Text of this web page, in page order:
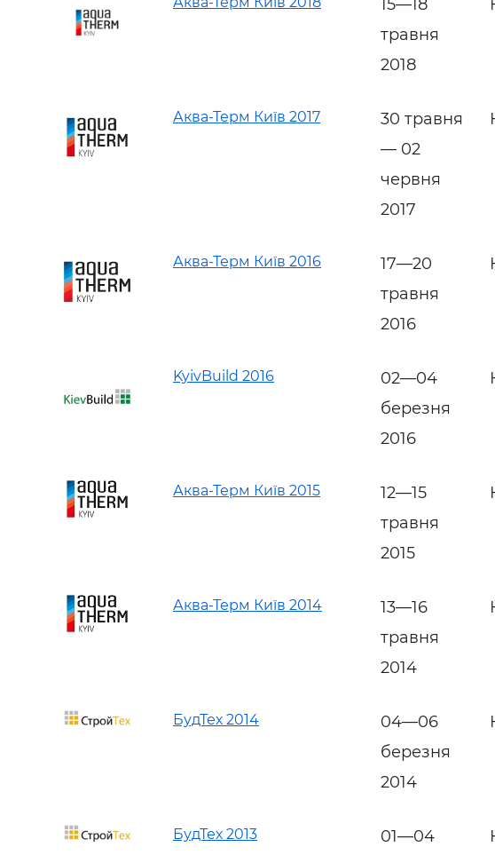
15—18
травня
2018
Аква-Терм Київ 2017
30 травня
— 02
червня
2017
Аква-Терм Київ 2016
17—20
травня
2016
KyivBuild 2016
02—04
березня
2016
Аква-Терм Київ 2015
12—15
травня
2015
Аква-Терм Київ 2014
13—16
травня
2014
БудТех 2014
04—06
березня
2014
БудТех 2013
01—04